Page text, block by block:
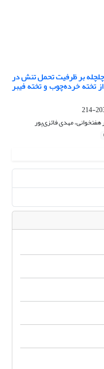
بر ظرفیت تحمل تنش در
تخته خرده‌چوب و تخته فیبر
203-
مهدی فائزی‌پور